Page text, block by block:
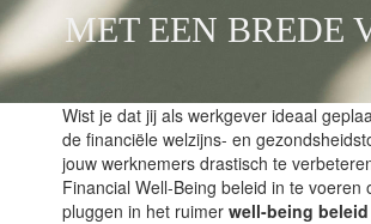
MET EEN BREDE
Wist je dat jij als werkgever ideaal
de financiële welzijns- en
jouw werknemers drastisch te
Financial Well-Being beleid in te voeren
pluggen in het ruimerwell-being beleid